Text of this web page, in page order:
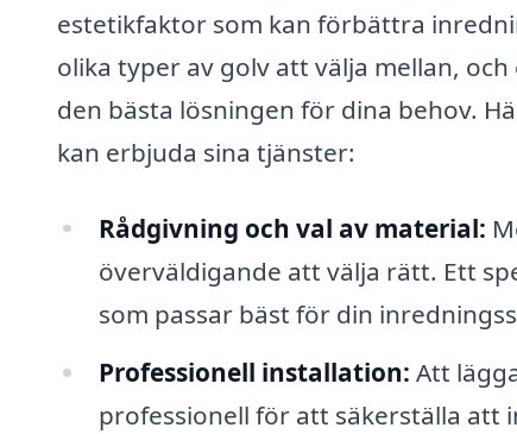
estetikfaktor som kan förbättra
olika typer av golv att välja mellan,
den bästa lösningen för dina behov.
kan erbjuda sina tjänster:
Rådgivning och val av material:
överväldigande att välja rätt. Ett
som passar bäst för din
Professionell installation: Att
professionell för att säkerställa att